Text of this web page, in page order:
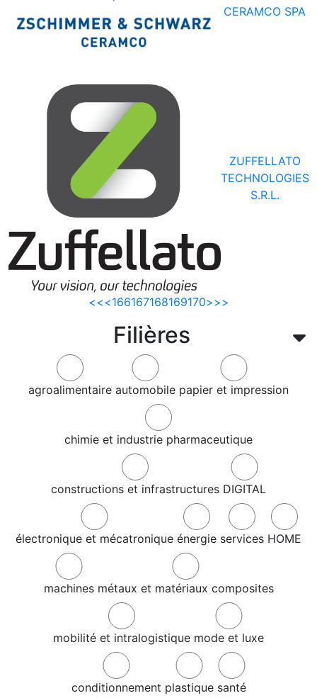
Filières
agroalimentaire automobile papier et impression
chimie et industrie pharmaceutique
constructions et infrastructures DIGITAL
électronique et mécatronique énergie services HOME
machines métaux et matériaux composites
mobilité et intralogistique mode et luxe
conditionnement plastique santé
CERAMCO SPA
ZUFFELLATO
TECHNOLOGIES
S.R.L.
<<<166167168169170>>>